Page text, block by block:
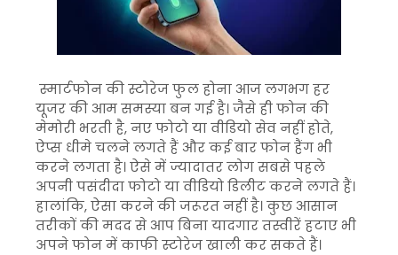
स्मार्टफोन की स्टोरेज फुल होना आज लगभग हर
यूजर की आम समस्या बन गई है। जैसे ही फोन की
मेमोरी भरती है, नए फोटो या वीडियो सेव नहीं होते,
ऐप्स धीमे चलने लगते हैं और कई बार फोन हैंग भी
करने लगता है। ऐसे में ज्यादातर लोग सबसे पहले
अपनी पसंदीदा फोटो या वीडियो डिलीट करने लगते हैं।
हालांकि, ऐसा करने की जरूरत नहीं है। कुछ आसान
तरीकों की मदद से आप बिना यादगार तस्वीरें हटाए भी
अपने फोन में काफी स्टोरेज खाली कर सकते हैं।